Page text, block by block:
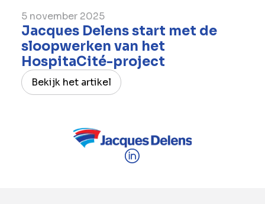
5 november 2025
Jacques Delens start met de
sloopwerken van het
HospitaCité-project
Bekijk het artikel